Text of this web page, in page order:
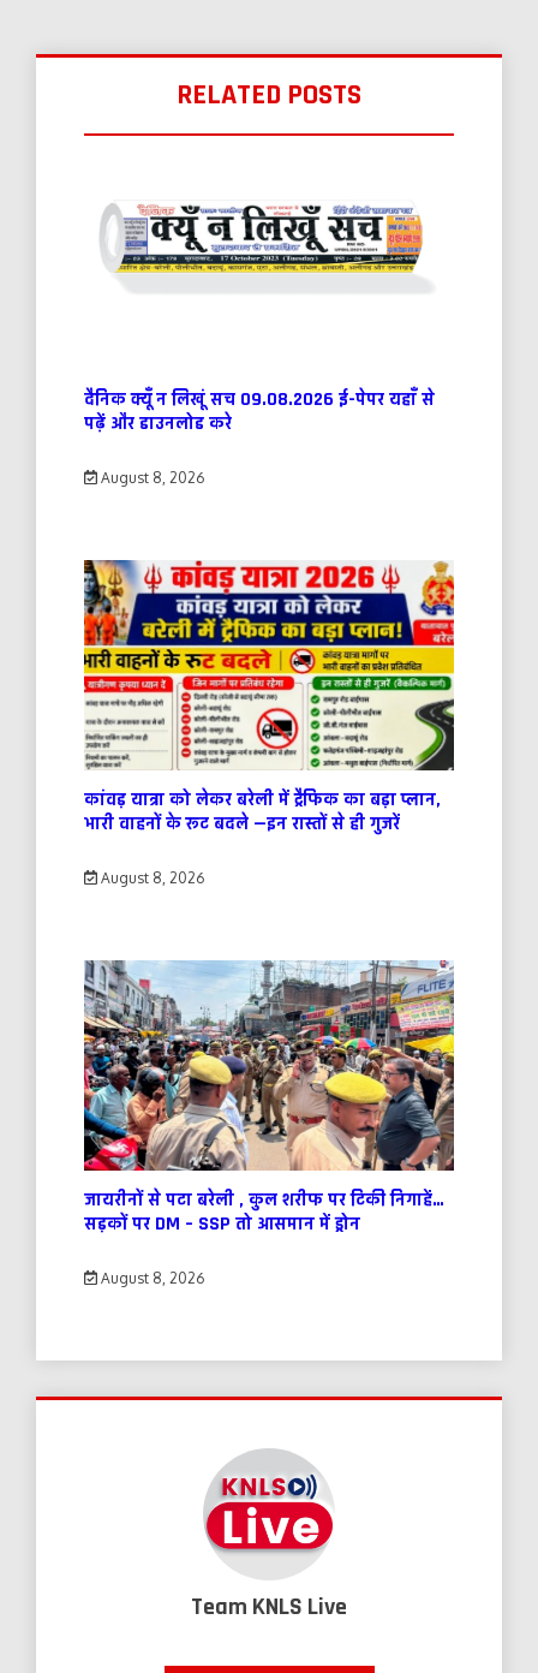
RELATED POSTS
दैनिक क्यूँ न लिखूं सच 09.08.2026 ई-पेपर यहाँ से
पढ़ें और डाउनलोड करे
August 8, 2026
कांवड़ यात्रा को लेकर बरेली में ट्रैफिक का बड़ा प्लान,
भारी वाहनों के रूट बदले —इन रास्तों से ही गुजरें
August 8, 2026
जायरीनों से पटा बरेली , कुल शरीफ पर टिकी निगाहें…
सड़कों पर DM – SSP तो आसमान में ड्रोन
August 8, 2026
Team KNLS Live